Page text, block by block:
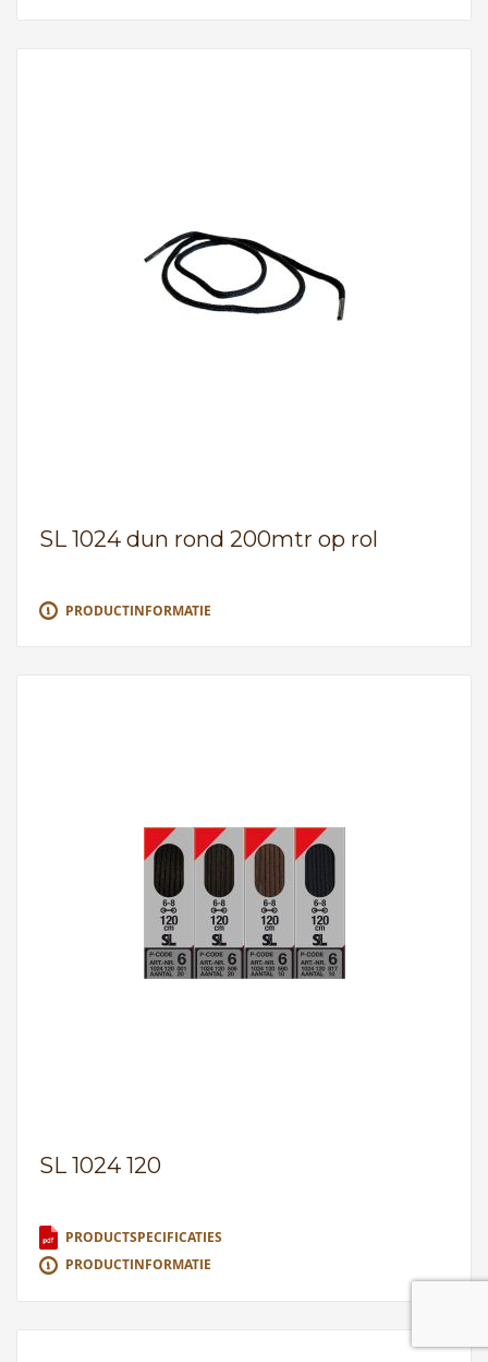
SL 1024 dun rond 200mtr op rol
PRODUCTINFORMATIE
SL 1024 120
PRODUCTSPECIFICATIES
PRODUCTINFORMATIE